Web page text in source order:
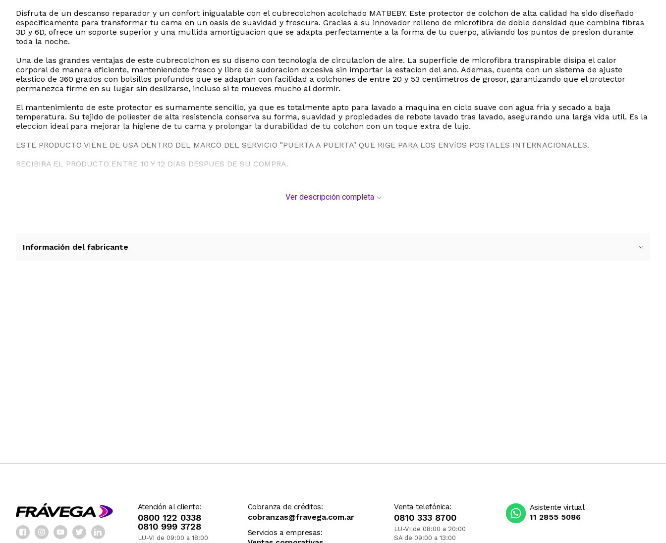
Disfruta de un descanso reparador y un confort inigualable con el cubrecolchon acolchado MATBEBY. Este protector de colchon de alta calidad ha sido diseñado
especificamente para transformar tu cama en un oasis de suavidad y frescura. Gracias a su innovador relleno de microfibra de doble densidad que combina fibras
3D y 6D, ofrece un soporte superior y una mullida amortiguacion que se adapta perfectamente a la forma de tu cuerpo, aliviando los puntos de presion durante
toda la noche.
Una de las grandes ventajas de este cubrecolchon es su diseno con tecnologia de circulacion de aire. La superficie de microfibra transpirable disipa el calor
corporal de manera eficiente, manteniendote fresco y libre de sudoracion excesiva sin importar la estacion del ano. Ademas, cuenta con un sistema de ajuste
elastico de 360 grados con bolsillos profundos que se adaptan con facilidad a colchones de entre 20 y 53 centimetros de grosor, garantizando que el protector
permanezca firme en su lugar sin deslizarse, incluso si te mueves mucho al dormir.
El mantenimiento de este protector es sumamente sencillo, ya que es totalmente apto para lavado a maquina en ciclo suave con agua fria y secado a baja
temperatura. Su tejido de poliester de alta resistencia conserva su forma, suavidad y propiedades de rebote lavado tras lavado, asegurando una larga vida util. Es la
eleccion ideal para mejorar la higiene de tu cama y prolongar la durabilidad de tu colchon con un toque extra de lujo.
ESTE PRODUCTO VIENE DE USA DENTRO DEL MARCO DEL SERVICIO "PUERTA A PUERTA" QUE RIGE PARA LOS ENVíOS POSTALES INTERNACIONALES.
RECIBIRA EL PRODUCTO ENTRE 10 Y 12 DIAS DESPUES DE SU COMPRA.
Ver descripción completa
Información del fabricante
Atención al cliente:
0800 122 0338
0810 999 3728
LU-VI de 09:00 a 18:00
Cobranza de créditos:
cobranzas@fravega.com.ar
Servicios a empresas:
Venta telefónica:
0810 333 8700
LU-VI de 08:00 a 20:00
SA de 09:00 a 13:00
Asistente virtual
11 2855 5086